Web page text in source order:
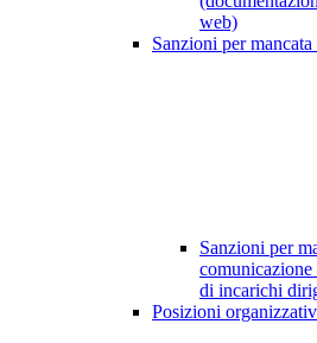
web)
Sanzioni per
Sanzioni per
di incarichi
Posizioni